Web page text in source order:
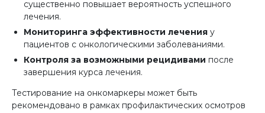
существенно повышает вероятность успешного
лечения.
Мониторинга эффективности лечения у
пациентов с онкологическими заболеваниями.
Контроля за возможными рецидивами после
завершения курса лечения.
Тестирование на онкомаркеры может быть
рекомендовано в рамках профилактических осмотров